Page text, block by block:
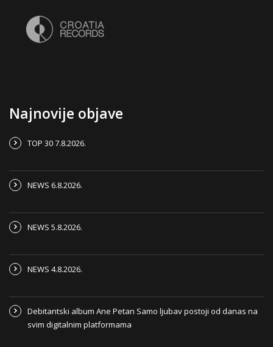
Najnovije objave
TOP 30 7.8.2026.
NEWS 6.8.2026.
NEWS 5.8.2026.
NEWS 4.8.2026.
Debitantski album Ane Petan Samo ljubav postoji od danas na
svim digitalnim platformama